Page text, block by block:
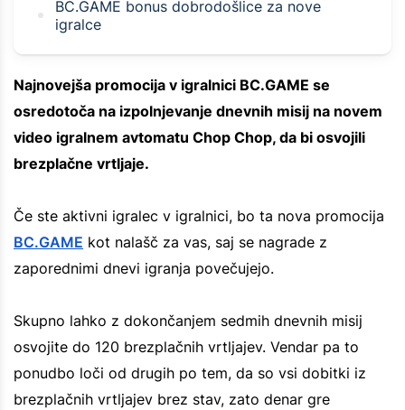
BC.GAME bonus dobrodošlice za nove
igralce
Najnovejša promocija v igralnici BC.GAME se
osredotoča na izpolnjevanje dnevnih misij na novem
video igralnem avtomatu Chop Chop, da bi osvojili
brezplačne vrtljaje.
Če ste aktivni igralec v igralnici, bo ta nova promocija
BC.GAME kot nalašč za vas, saj se nagrade z
zaporednimi dnevi igranja povečujejo.
Skupno lahko z dokončanjem sedmih dnevnih misij
osvojite do 120 brezplačnih vrtljajev. Vendar pa to
ponudbo loči od drugih po tem, da so vsi dobitki iz
brezplačnih vrtljajev brez stav, zato denar gre